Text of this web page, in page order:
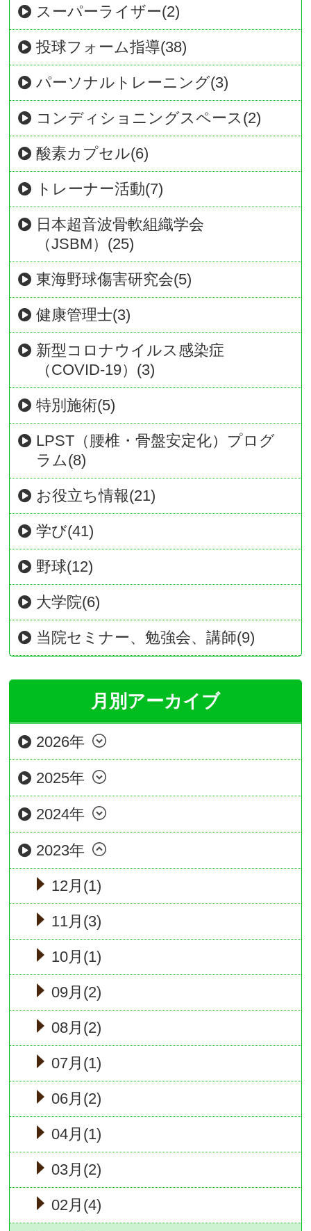
スーパーライザー(2)
投球フォーム指導(38)
パーソナルトレーニング(3)
コンディショニングスペース(2)
酸素カプセル(6)
トレーナー活動(7)
日本超音波骨軟組織学会
（JSBM）(25)
東海野球傷害研究会(5)
健康管理士(3)
新型コロナウイルス感染症
（COVID-19）(3)
特別施術(5)
LPST（腰椎・骨盤安定化）プログ
ラム(8)
お役立ち情報(21)
学び(41)
野球(12)
大学院(6)
当院セミナー、勉強会、講師(9)
月別アーカイブ
2026年
2025年
2024年
2023年
12月(1)
11月(3)
10月(1)
09月(2)
08月(2)
07月(1)
06月(2)
04月(1)
03月(2)
02月(4)